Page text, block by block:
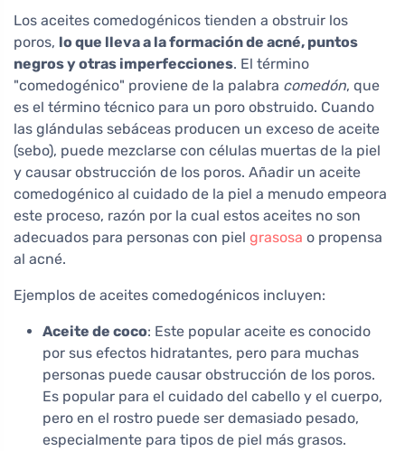
Los aceites comedogénicos tienden a obstruir los
poros, lo que lleva a la formación de acné, puntos
negros y otras imperfecciones. El término
"comedogénico" proviene de la palabra comedón, que
es el término técnico para un poro obstruido. Cuando
las glándulas sebáceas producen un exceso de aceite
(sebo), puede mezclarse con células muertas de la piel
y causar obstrucción de los poros. Añadir un aceite
comedogénico al cuidado de la piel a menudo empeora
este proceso, razón por la cual estos aceites no son
adecuados para personas con piel grasosa o propensa
al acné.
Ejemplos de aceites comedogénicos incluyen:
Aceite de coco: Este popular aceite es conocido
por sus efectos hidratantes, pero para muchas
personas puede causar obstrucción de los poros.
Es popular para el cuidado del cabello y el cuerpo,
pero en el rostro puede ser demasiado pesado,
especialmente para tipos de piel más grasos.